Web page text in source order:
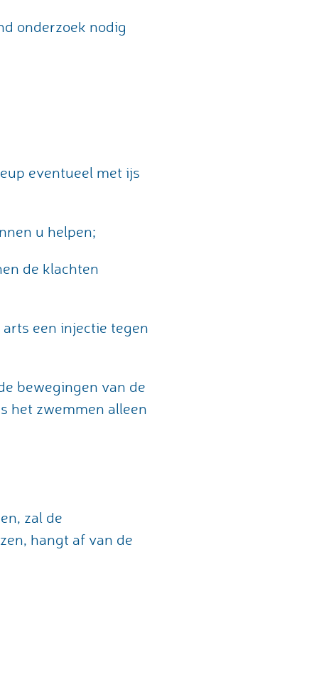
onderzoek nodig
eventueel met ijs
u helpen;
de klachten
een injectie tegen
bewegingen van de
het zwemmen alleen
zal de
hangt af van de